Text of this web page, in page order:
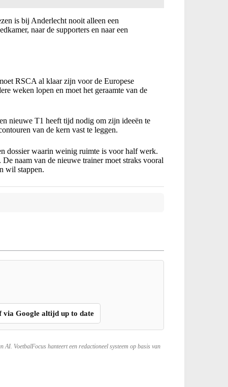
is bij Anderlecht nooit alleen een
naar de supporters en naar een
RSCA al klaar zijn voor de Europese
weken lopen en moet het geraamte van de
nieuwe T1 heeft tijd nodig om zijn ideeën te
van de kern vast te leggen.
dossier waarin weinig ruimte is voor half werk.
naam van de nieuwe trainer moet straks vooral
wil stappen.
via Google altijd up to date
VoetbalFocus hanteert een redactioneel systeem op basis van